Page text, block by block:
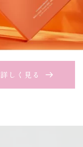
詳しく見る